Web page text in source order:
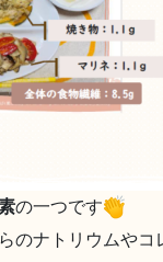
の一つです
のナトリウムや